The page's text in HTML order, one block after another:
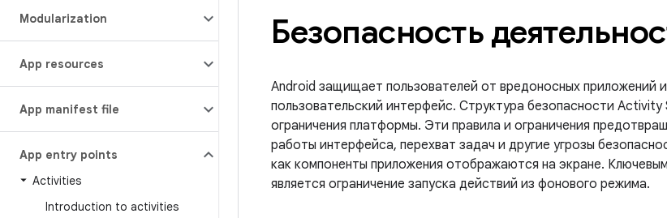
Modularization
App resources
App manifest file
App entry points
Activities
Introduction to activities
Безопасность
Android защищает пользователей от вредоносных приложений
пользовательский интерфейс. Структура безопасности Activity
ограничения платформы. Эти правила и ограничения
работы интерфейса, перехват задач и другие угрозы
как компоненты приложения отображаются на экране.
является ограничение запуска действий из фонового режима.